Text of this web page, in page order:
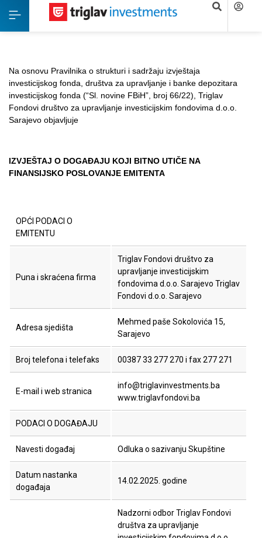
Na osnovu Pravilnika o strukturi i sadržaju izvještaja
investicijskog fonda, društva za upravljanje i banke depozitara
investicijskog fonda (“Sl. novine FBiH”, broj 66/22), Triglav
Fondovi društvo za upravljanje investicijskim fondovima d.o.o.
Sarajevo objavljuje
IZVJEŠTAJ O DOGAĐAJU KOJI BITNO UTIČE NA
FINANSIJSKO POSLOVANJE EMITENTA
OPĆI PODACI O
EMITENTU
Puna i skraćena firma
Triglav Fondovi društvo za
upravljanje investicijskim
fondovima d.o.o. Sarajevo Triglav
Fondovi d.o.o. Sarajevo
Adresa sjedišta
Mehmed paše Sokolovića 15,
Sarajevo
Broj telefona i telefaks 00387 33 277 270 i fax 277 271
E-mail i web stranica
info@triglavinvestments.ba
www.triglavfondovi.ba
PODACI O DOGAĐAJU
Navesti događaj Odluka o sazivanju Skupštine
Datum nastanka
događaja
14.02.2025. godine
Nadzorni odbor Triglav Fondovi
društva za upravljanje